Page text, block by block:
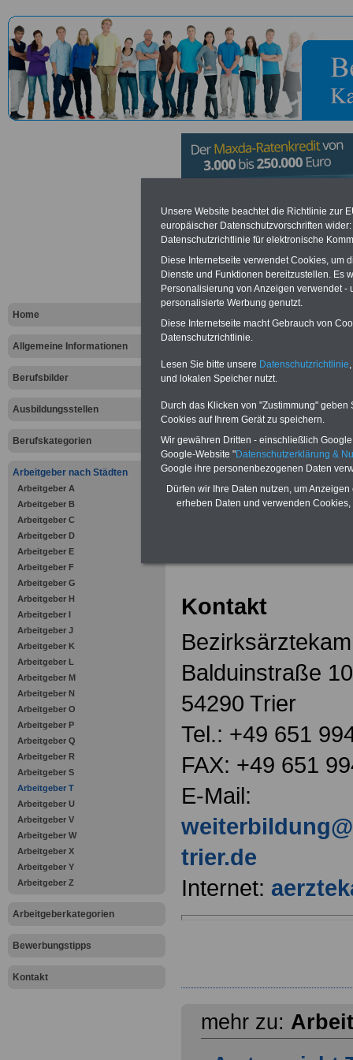
Home
Allgemeine Informationen
Berufsbilder
Ausbildungsstellen
Berufskategorien
Arbeitgeber nach Städten
Arbeitgeber A
Arbeitgeber B
Arbeitgeber C
Arbeitgeber D
Arbeitgeber E
Arbeitgeber F
Arbeitgeber G
Arbeitgeber H
Arbeitgeber I
Arbeitgeber J
Arbeitgeber K
Arbeitgeber L
Arbeitgeber M
Arbeitgeber N
Arbeitgeber O
Arbeitgeber P
Arbeitgeber Q
Arbeitgeber R
Arbeitgeber S
Arbeitgeber T
Arbeitgeber U
Arbeitgeber V
Arbeitgeber W
Arbeitgeber X
Arbeitgeber Y
Arbeitgeber Z
Arbeitgeberkategorien
Bewerbungstipps
Kontakt
Vorteile für den öffentlichen
Vergleichen und sparen
Bausparen schon ab 16 Jahren
Berufsunfähigkeitsabsicherung
Online-Vergleich Gesetzliche
Krankenkassen
Vorteile der Privaten
Krankenversicherung
zurück zur
Kontakt
Balduinstraße
54290 Trier
Tel.: +49 651
FAX: +49 651
E-Mail:
trier.de
Internet:
mehr zu:
Unsere Website beachtet die Richtlinie zur
europäischer Datenschutzvorschriften
Datenschutzrichtlinie für elektronische
Diese Internetseite verwendet Cookies, um
Dienste und Funktionen bereitzustellen. Es
Personalisierung von Anzeigen verwendet
personalisierte Werbung genutzt.
Diese Internetseite macht Gebrauch von
Datenschutzrichtlinie.
Lesen Sie bitte unsere Datenschutzrichtlinie
und lokalen Speicher nutzt.
Durch das Klicken von "Zustimmung"
Cookies auf Ihrem Gerät zu speichern.
Wir gewähren Dritten - einschließlich
Google-Website "Datenschutzerklärung &
Google ihre personenbezogenen Daten
Dürfen wir Ihre Daten nutzen, um
erheben Daten und verwenden